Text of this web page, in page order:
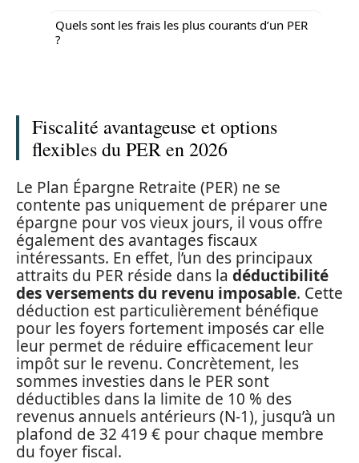
Quels sont les frais les plus courants d’un PER
?
Fiscalité avantageuse et options
flexibles du PER en 2026
Le Plan Épargne Retraite (PER) ne se
contente pas uniquement de préparer une
épargne pour vos vieux jours, il vous offre
également des avantages fiscaux
intéressants. En effet, l’un des principaux
attraits du PER réside dans la déductibilité
des versements du revenu imposable. Cette
déduction est particulièrement bénéfique
pour les foyers fortement imposés car elle
leur permet de réduire efficacement leur
impôt sur le revenu. Concrètement, les
sommes investies dans le PER sont
déductibles dans la limite de 10 % des
revenus annuels antérieurs (N-1), jusqu’à un
plafond de 32 419 € pour chaque membre
du foyer fiscal.